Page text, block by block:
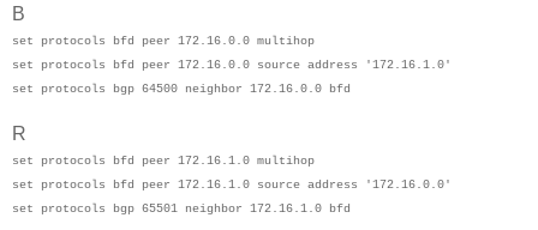
B
set protocols bfd peer 172.16.0.0 multihop
set protocols bfd peer 172.16.0.0 source address '172.16.1.0'
set protocols bgp 64500 neighbor 172.16.0.0 bfd
R
set protocols bfd peer 172.16.1.0 multihop
set protocols bfd peer 172.16.1.0 source address '172.16.0.0'
set protocols bgp 65501 neighbor 172.16.1.0 bfd